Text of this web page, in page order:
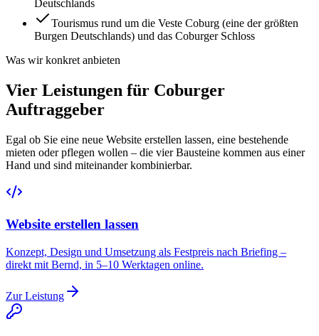
Deutschlands
Tourismus rund um die Veste Coburg (eine der größten
Burgen Deutschlands) und das Coburger Schloss
Was wir konkret anbieten
Vier Leistungen für Coburger
Auftraggeber
Egal ob Sie eine neue Website erstellen lassen, eine bestehende
mieten oder pflegen wollen – die vier Bausteine kommen aus einer
Hand und sind miteinander kombinierbar.
Website erstellen lassen
Konzept, Design und Umsetzung als Festpreis nach Briefing –
direkt mit Bernd, in 5–10 Werktagen online.
Zur Leistung